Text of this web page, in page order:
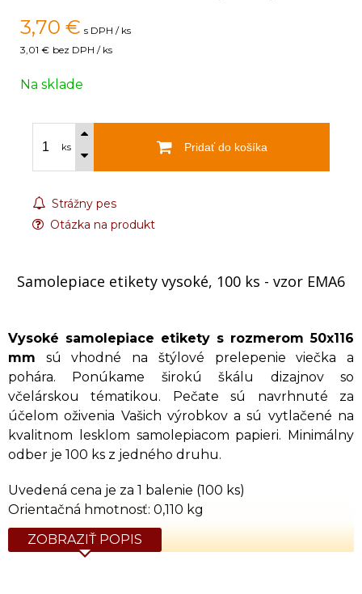
3,70 € s DPH / ks
3,01 € bez DPH / ks
Na sklade
ks Pridať do košíka
Strážny pes
Otázka na produkt
Samolepiace etikety vysoké, 100 ks - vzor EMA6
Vysoké samolepiace etikety s rozmerom 50x116
mm sú vhodné na štýlové prelepenie viečka a
pohára. Ponúkame širokú škálu dizajnov so
včelárskou tématikou. Pečate sú navrhnuté za
účelom oživenia Vašich výrobkov a sú vytlačené na
kvalitnom lesklom samolepiacom papieri. Minimálny
odber je 100 ks z jedného druhu.
Uvedená cena je za 1 balenie (100 ks)
Orientačná hmotnosť: 0,110 kg
ZOBRAZIŤ POPIS